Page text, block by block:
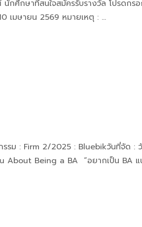
ศึกษาที่สนใจสมัครรับรางวัล โปรดกรอ
เมษายน 2569 หมายเหตุ : …
รรม : Firm 2/2025 : Bluebikวันที่จัด :
About Being a BA “อยากเป็น BA แ